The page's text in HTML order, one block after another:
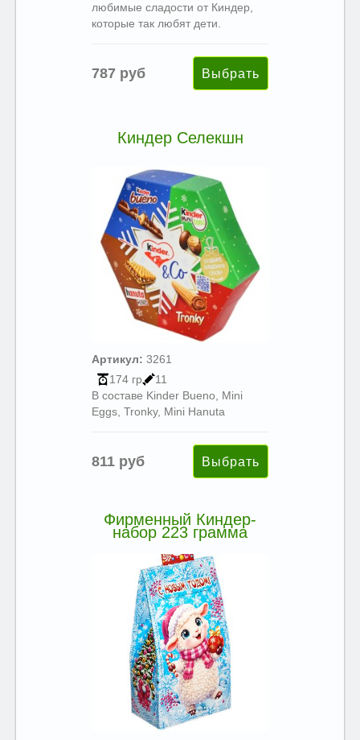
любимые сладости от Киндер,
которые так любят дети.
787 руб
Киндер Селекшн
Артикул: 3261
174 гр
11
В составе Kinder Bueno, Mini
Eggs, Tronky, Mini Hanuta
811 руб
Фирменный Киндер-
набор 223 грамма